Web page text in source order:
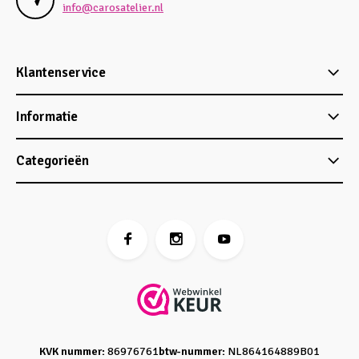
info@carosatelier.nl
Klantenservice
Informatie
Categorieën
KVK nummer: 86976761btw-nummer: NL864164889B01